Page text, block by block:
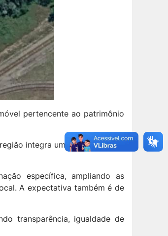
pertencente ao patrimônio
integra uma das principais
específica, ampliando as
A expectativa também é de
transparência, igualdade de